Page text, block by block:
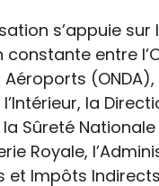
s’appuie sur
entre
(ONDA),
la
Sûreté Nationale
Royale,
et Impôts